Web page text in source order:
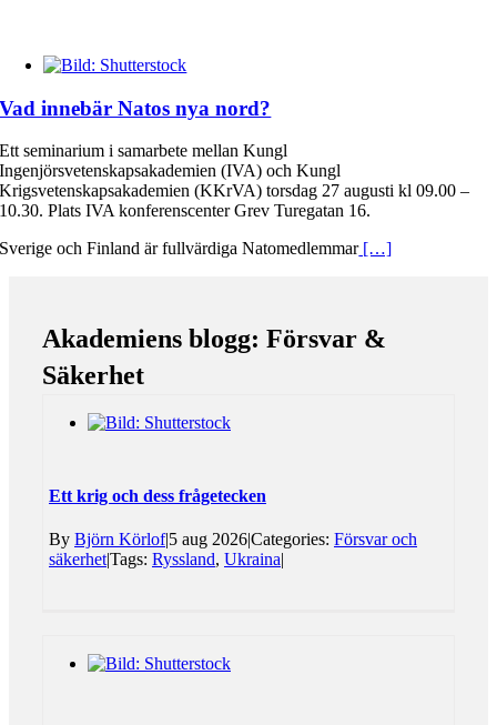
Vad innebär Natos nya nord?
Ett seminarium i samarbete mellan Kungl
Ingenjörsvetenskapsakademien (IVA) och Kungl
Krigsvetenskapsakademien (KKrVA) torsdag 27 augusti kl 09.00 –
10.30. Plats IVA konferenscenter Grev Turegatan 16.
Sverige och Finland är fullvärdiga Natomedlemmar[…]
Akademiens blogg: Försvar &
Säkerhet
Ett krig och dess frågetecken
By Björn Körlof|5 aug 2026|Categories: Försvar och
säkerhet|Tags: Ryssland, Ukraina|